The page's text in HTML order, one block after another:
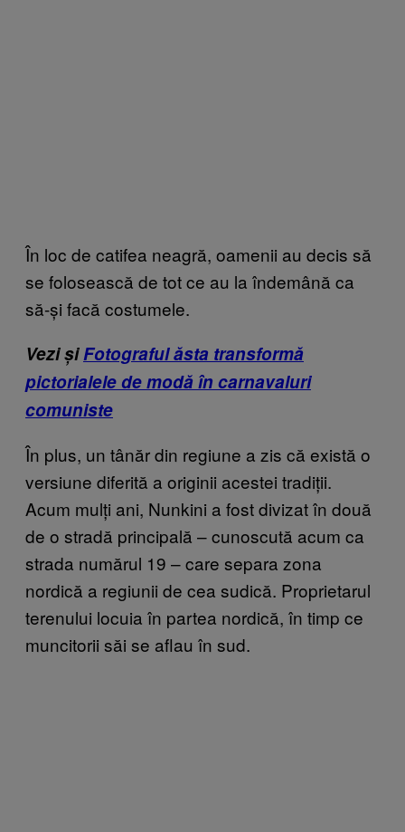
În loc de catifea neagră, oamenii au decis să
se folosească de tot ce au la îndemână ca
să-și facă costumele.
Vezi șiFotograful ăsta transformă
pictorialele de modă în carnavaluri
comuniste
În plus, un tânăr din regiune a zis că există o
versiune diferită a originii acestei tradiții.
Acum mulți ani, Nunkini a fost divizat în două
de o stradă principală – cunoscută acum ca
strada numărul 19 – care separa zona
nordică a regiunii de cea sudică. Proprietarul
terenului locuia în partea nordică, în timp ce
muncitorii săi se aflau în sud.